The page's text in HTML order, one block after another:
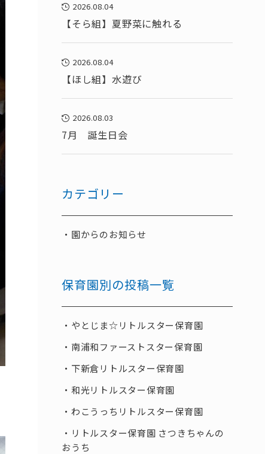
2026.08.04
【そら組】夏野菜に触れる
2026.08.04
【ほし組】水遊び
2026.08.03
7月 誕生日会
カテゴリー
園からのお知らせ
保育園別の投稿一覧
やとじま☆リトルスター保育園
南浦和ファーストスター保育園
下新倉リトルスター保育園
和光リトルスター保育園
わこうっちリトルスター保育園
リトルスター保育園 さつきちゃんの
おうち